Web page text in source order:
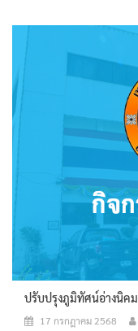
ปรับปรุงภูมิทัศน์อ่างนิคม
17 กรกฎาคม 2568